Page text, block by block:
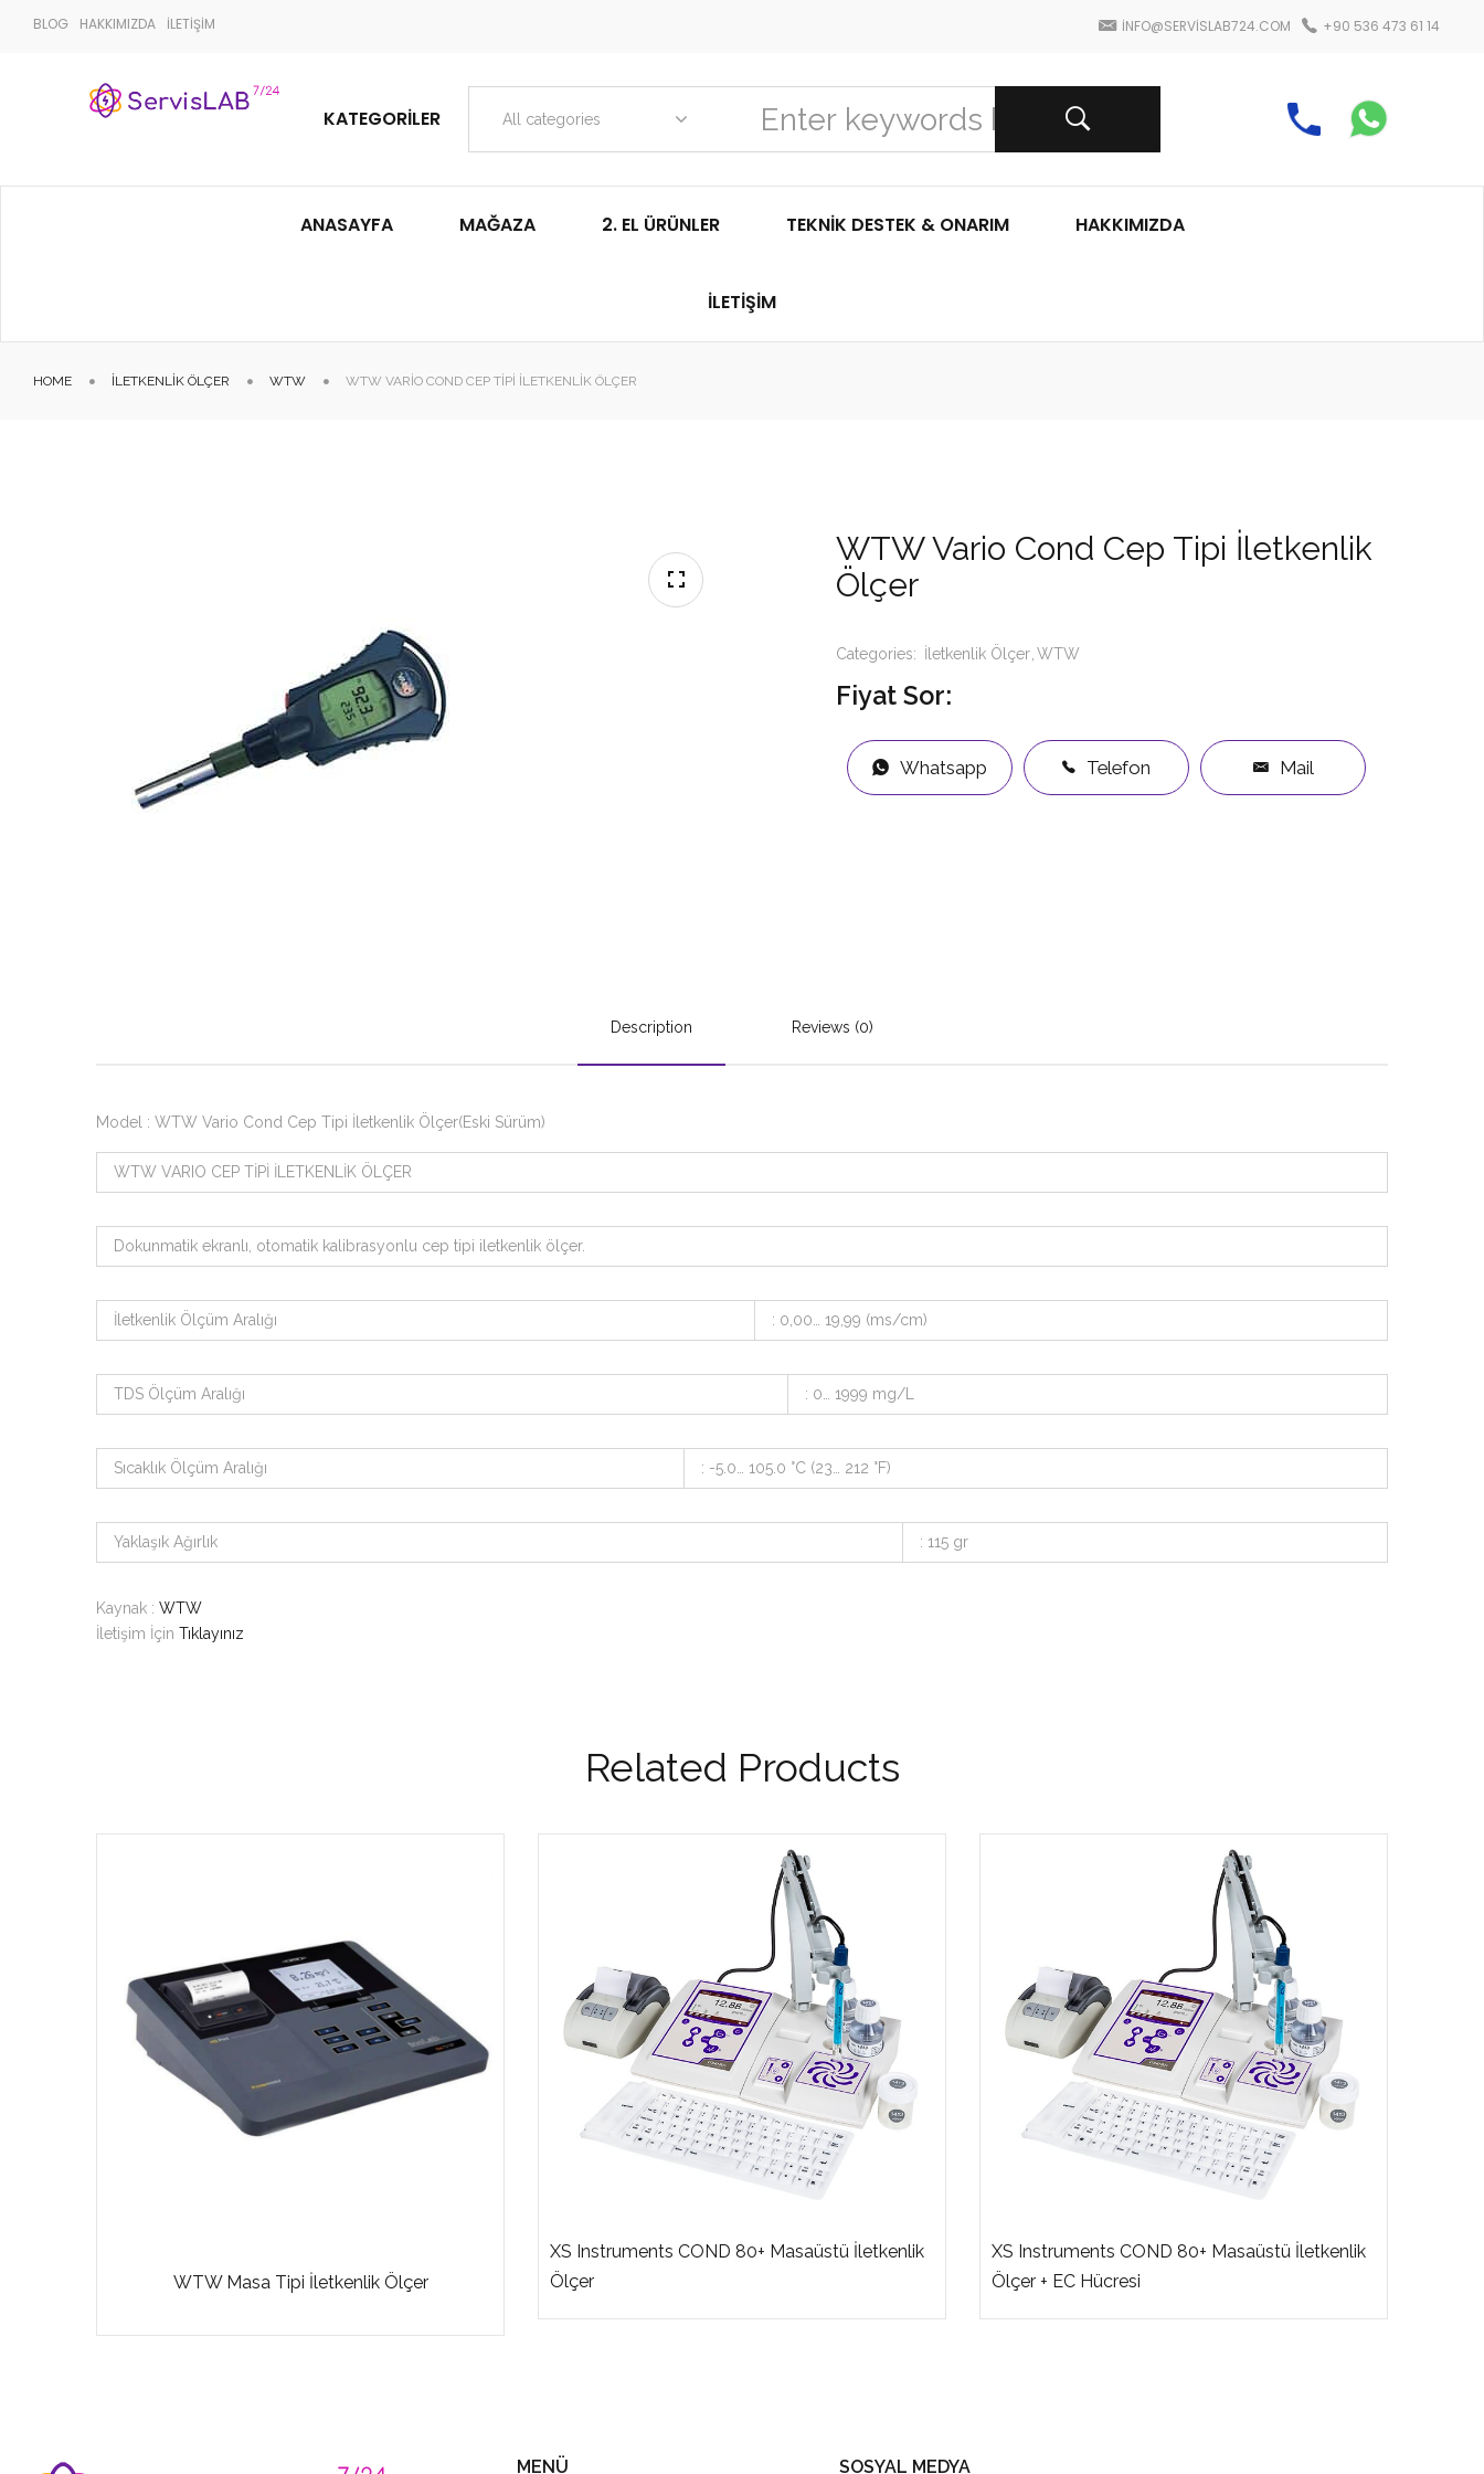
BLOG HAKKIMIZDA İLETİŞİM INFO@SERVISLAB724.COM +90 536 473 61 14
KATEGORILER All categories
ANASAYFA MAĞAZA 2. EL ÜRÜNLER TEKNIK DESTEK & ONARIM HAKKIMIZDA
İLETIŞIM
HOME İLETKENLIK ÖLÇER WTW WTW VARIO COND CEP TIPI İLETKENLIK ÖLÇER
WTW Vario Cond Cep Tipi İletkenlik
Ölçer
Categories: İletkenlik Ölçer WTW
Fiyat Sor:
Whatsapp Telefon Mail
Description Reviews (0)
Model : WTW Vario Cond Cep Tipi İletkenlik Ölçer(Eski Sürüm)
WTW VARIO CEP TİPİ İLETKENLİK ÖLÇER
Dokunmatik ekranlı, otomatik kalibrasyonlu cep tipi iletkenlik ölçer.
İletkenlik Ölçüm Aralığı : 0,00… 19,99 (ms/cm)
TDS Ölçüm Aralığı : 0… 1999 mg/L
Sıcaklık Ölçüm Aralığı : -5.0… 105.0 °C (23… 212 °F)
Yaklaşık Ağırlık : 115 gr
Kaynak : WTW
İletişim İçin Tıklayınız
Related Products
WTW Masa Tipi İletkenlik Ölçer
XS Instruments COND 80+ Masaüstü İletkenlik
Ölçer
XS Instruments COND 80+ Masaüstü İletkenlik
Ölçer + EC Hücresi
MENÜ SOSYAL MEDYA